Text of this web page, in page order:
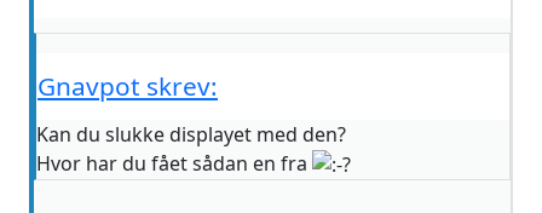
Gnavpot skrev:
Kan du slukke displayet med den?
Hvor har du fået sådan en fra